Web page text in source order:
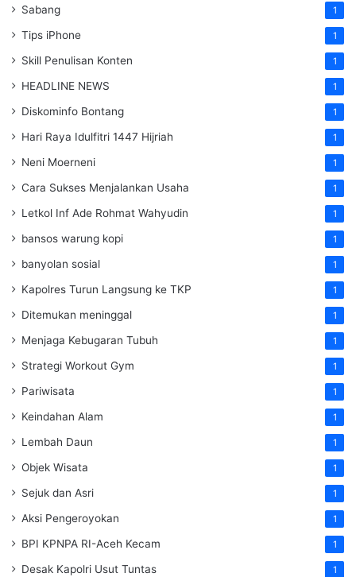
Sabang 1
Tips iPhone 1
Skill Penulisan Konten 1
HEADLINE NEWS 1
Diskominfo Bontang 1
Hari Raya Idulfitri 1447 Hijriah 1
Neni Moerneni 1
Cara Sukses Menjalankan Usaha 1
Letkol Inf Ade Rohmat Wahyudin 1
bansos warung kopi 1
banyolan sosial 1
Kapolres Turun Langsung ke TKP 1
Ditemukan meninggal 1
Menjaga Kebugaran Tubuh 1
Strategi Workout Gym 1
Pariwisata 1
Keindahan Alam 1
Lembah Daun 1
Objek Wisata 1
Sejuk dan Asri 1
Aksi Pengeroyokan 1
BPI KPNPA RI-Aceh Kecam 1
Desak Kapolri Usut Tuntas 1